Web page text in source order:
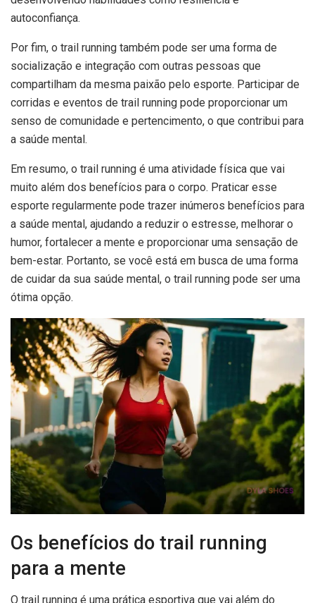
autoconfiança.
Por fim, o trail running também pode ser uma forma de
socialização e integração com outras pessoas que
compartilham da mesma paixão pelo esporte. Participar de
corridas e eventos de trail running pode proporcionar um
senso de comunidade e pertencimento, o que contribui para
a saúde mental.
Em resumo, o trail running é uma atividade física que vai
muito além dos benefícios para o corpo. Praticar esse
esporte regularmente pode trazer inúmeros benefícios para
a saúde mental, ajudando a reduzir o estresse, melhorar o
humor, fortalecer a mente e proporcionar uma sensação de
bem-estar. Portanto, se você está em busca de uma forma
de cuidar da sua saúde mental, o trail running pode ser uma
ótima opção.
Os benefícios do trail running
para a mente
O trail running é uma prática esportiva que vai além do